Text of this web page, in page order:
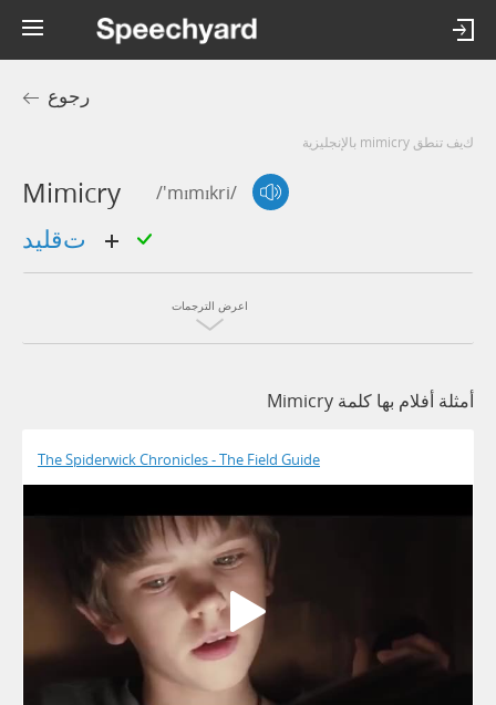
رجوع
كيف تنطق mimicry بالإنجليزية
Mimicry /'mɪmɪkri/
اعرض الترجمات
أمثلة أفلام بها كلمة Mimicry
The Spiderwick Chronicles - The Field Guide